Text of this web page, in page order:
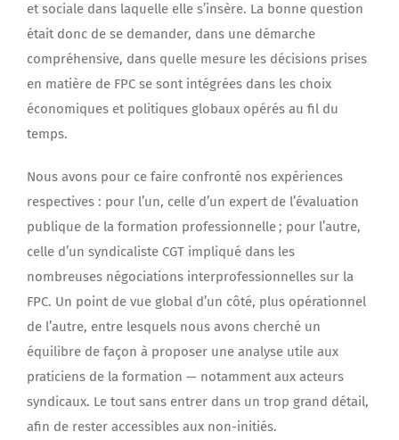
et sociale dans laquelle elle s’insère. La bonne question
était donc de se demander, dans une démarche
compréhensive, dans quelle mesure les décisions prises
en matière de FPC se sont intégrées dans les choix
économiques et politiques globaux opérés au fil du
temps.
Nous avons pour ce faire confronté nos expériences
respectives : pour l’un, celle d’un expert de l’évaluation
publique de la formation professionnelle ; pour l’autre,
celle d’un syndicaliste CGT impliqué dans les
nombreuses négociations interprofessionnelles sur la
FPC. Un point de vue global d’un côté, plus opérationnel
de l’autre, entre lesquels nous avons cherché un
équilibre de façon à proposer une analyse utile aux
praticiens de la formation — notamment aux acteurs
syndicaux. Le tout sans entrer dans un trop grand détail,
afin de rester accessibles aux non-initiés.